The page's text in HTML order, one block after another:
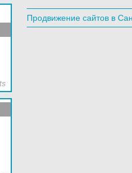
Продвижение сайтов в